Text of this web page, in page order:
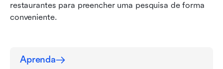
restaurantes para preencher uma pesquisa de forma
conveniente.
Aprenda